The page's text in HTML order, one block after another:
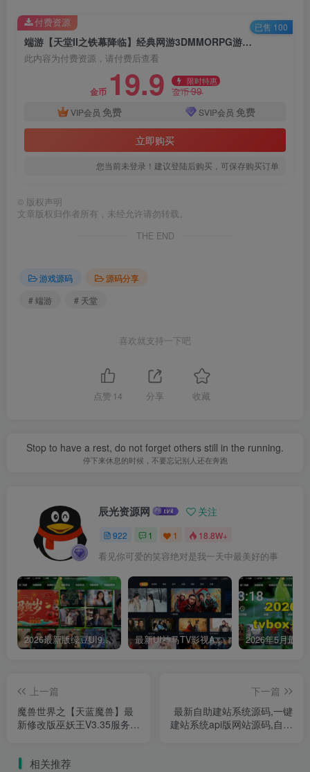
端游【天堂II之铁幕降临】经典网游3DMMORPG游戏源码+Win服务端+客户端+网页注册
此内容为付费资源，请付费后查看
金币 19.9 限时特惠
金币99
VIP会员 免费 SVIP会员 免费
立即购买
您当前未登录！建议登陆后购买，可保存购买订单
付费资源 已售 100
© 版权声明
文章版权归作者所有，未经允许请勿转载。
THE END
游戏源码
源码分享
# 端游
# 天堂
喜欢就支持一下吧
点赞 14 分享 收藏
Stop to have a rest, do not forget others still in the running.
停下来休息的时候，不要忘记别人还在奔跑
辰光资源网 关注
922 1 1 18.8W+
看见你可爱的笑容绝对是我一天中最美好的事
2026最新版绿豆UI9双端影视APP源码 最新UI神马TV影视APP源码 乐檬影视苹果CMS后台 包含前后端源码
上一篇
魔兽世界之【天蓝魔兽】最
新修改版巫妖王V3.35服务端
下一篇
最新自助建站系统源码,一键
建站系统api版网站源码,自动
相关推荐